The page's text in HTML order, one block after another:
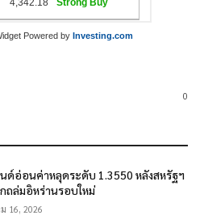
Powered by Investing.com
0
ด์อ่อนค่าหลุดระดับ 1.3550 หลังสหรัฐฯ
ถล่มอิหร่านรอบใหม่
16, 2026